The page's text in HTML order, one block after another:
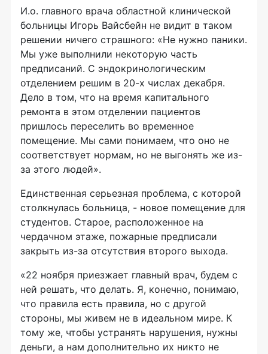
И.о. главного врача областной клинической
больницы Игорь Вайсбейн не видит в таком
решении ничего страшного: «Не нужно паники.
Мы уже выполнили некоторую часть
предписаний. С эндокринологическим
отделением решим в 20-х числах декабря.
Дело в том, что на время капитального
ремонта в этом отделении пациентов
пришлось переселить во временное
помещение. Мы сами понимаем, что оно не
соответствует нормам, но не выгонять же из-
за этого людей».
Единственная серьезная проблема, с которой
столкнулась больница, - новое помещение для
студентов. Старое, расположенное на
чердачном этаже, пожарные предписали
закрыть из-за отсутствия второго выхода.
«22 ноября приезжает главный врач, будем с
ней решать, что делать. Я, конечно, понимаю,
что правила есть правила, но с другой
стороны, мы живем не в идеальном мире. К
тому же, чтобы устранять нарушения, нужны
деньги, а нам дополнительно их никто не